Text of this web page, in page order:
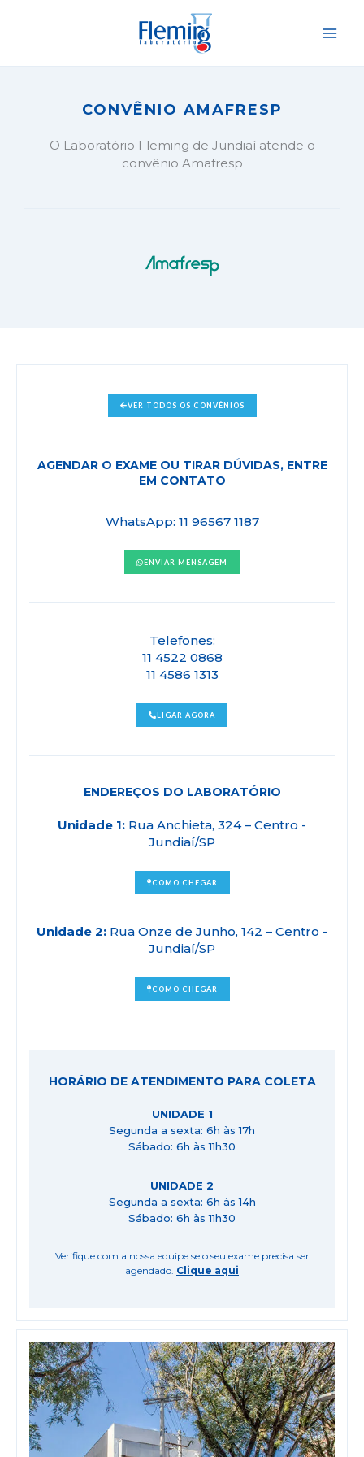
conteúdo
CONVÊNIO AMAFRESP
O Laboratório Fleming de Jundiaí atende o
convênio Amafresp
VER TODOS OS CONVÊNIOS
AGENDAR O EXAME OU TIRAR DÚVIDAS, ENTRE
EM CONTATO
WhatsApp: 11 96567 1187
ENVIAR MENSAGEM
Telefones:
11 4522 0868
11 4586 1313
LIGAR AGORA
ENDEREÇOS DO LABORATÓRIO
Unidade 1: Rua Anchieta, 324 – Centro -
Jundiaí/SP
COMO CHEGAR
Unidade 2: Rua Onze de Junho, 142 – Centro -
Jundiaí/SP
COMO CHEGAR
HORÁRIO DE ATENDIMENTO PARA COLETA
UNIDADE 1
Segunda a sexta: 6h às 17h
Sábado: 6h às 11h30
UNIDADE 2
Segunda a sexta: 6h às 14h
Sábado: 6h às 11h30
Verifique com a nossa equipe se o seu exame precisa ser
agendado. Clique aqui